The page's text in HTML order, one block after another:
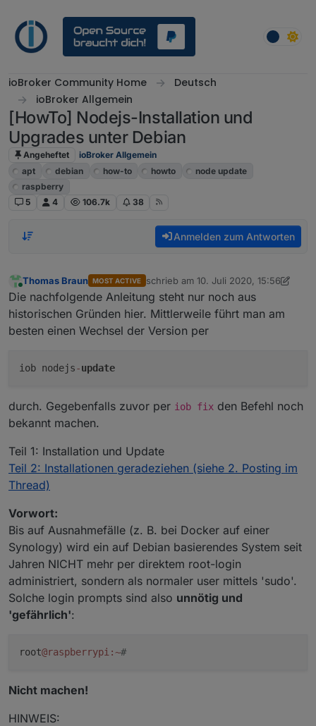
ioBroker Community Home
Deutsch
ioBroker Allgemein
[HowTo] Nodejs-Installation und
Upgrades unter Debian
Angeheftet
ioBroker Allgemein
apt
debian how-to howto
node update
raspberry
5
4 106.7k 38
Anmelden zum Antworten
Thomas Braun MOST ACTIVE schrieb am 10. Juli 2020, 15:56
zuletzt editiert von Thomas Braun
Die nachfolgende Anleitung steht nur noch aus
historischen Gründen hier. Mittlerweile führt man am
besten einen Wechsel der Version per
iob nodejs-update
durch. Gegebenfalls zuvor per iob fix den Befehl noch
bekannt machen.
Teil 1: Installation und Update
Teil 2: Installationen geradeziehen (siehe 2. Posting im
Thread)
Vorwort:
Bis auf Ausnahmefälle (z. B. bei Docker auf einer
Synology) wird ein auf Debian basierendes System seit
Jahren NICHT mehr per direktem root-login
administriert, sondern als normaler user mittels 'sudo'.
Solche login prompts sind also unnötig und
'gefährlich':
root@raspberrypi :~#
Nicht machen!
HINWEIS: